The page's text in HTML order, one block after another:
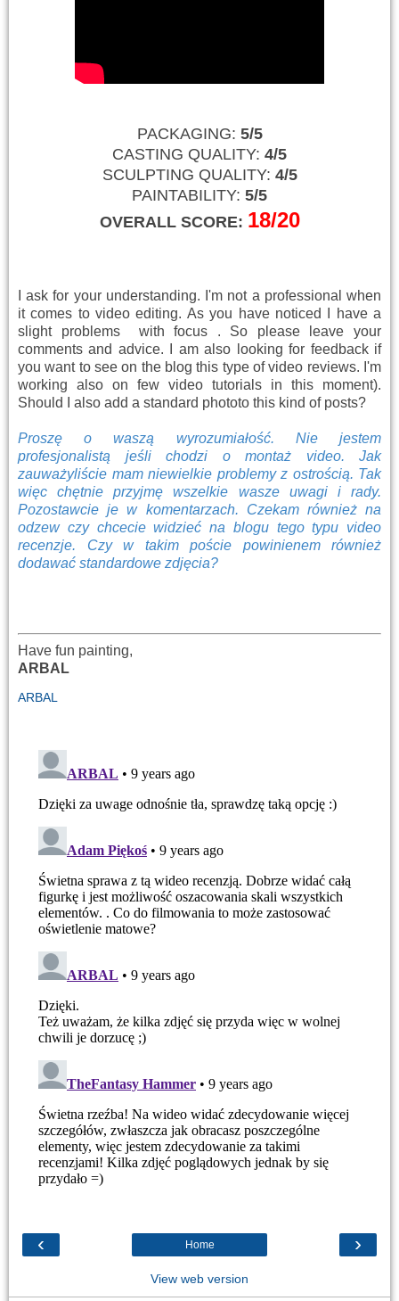
PACKAGING: 5/5
CASTING QUALITY: 4/5
SCULPTING QUALITY: 4/5
PAINTABILITY: 5/5
OVERALL SCORE: 18/20
I ask for your understanding. I'm not a professional when
it comes to video editing. As you have noticed I have a
slight problems with focus . So please leave your
comments and advice. I am also looking for feedback if
you want to see on the blog this type of video reviews. I'm
working also on few video tutorials in this moment).
Should I also add a standard phototo this kind of posts?
Proszę o waszą wyrozumiałość. Nie jestem
profesjonalistą jeśli chodzi o montaż video. Jak
zauważyliście mam niewielkie problemy z ostrością. Tak
więc chętnie przyjmę wszelkie wasze uwagi i rady.
Pozostawcie je w komentarzach. Czekam również na
odzew czy chcecie widzieć na blogu tego typu video
recenzje. Czy w takim poście powinienem również
dodawać standardowe zdjęcia?
Have fun painting,
ARBAL
ARBAL
‹ ›
Home
View web version